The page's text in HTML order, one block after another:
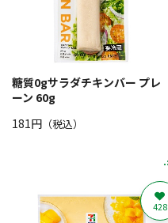
糖質0gサラダチキンバー プレ
ーン 60g
181円 （税込）
428